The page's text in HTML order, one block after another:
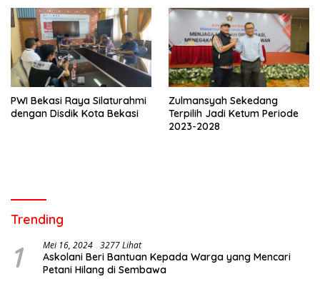
PWI Bekasi Raya Silaturahmi
dengan Disdik Kota Bekasi
Zulmansyah Sekedang
Terpilih Jadi Ketum Periode
2023-2028
Trending
1 Mei 16, 2024 3277 Lihat
Askolani Beri Bantuan Kepada Warga yang Mencari
Petani Hilang di Sembawa